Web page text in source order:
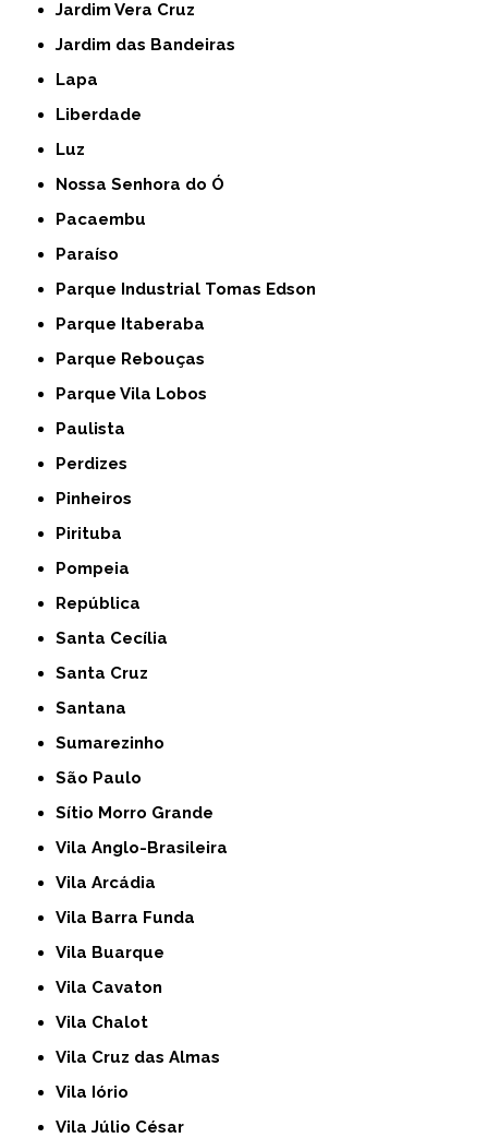
Jardim Vera Cruz
Jardim das Bandeiras
Lapa
Liberdade
Luz
Nossa Senhora do Ó
Pacaembu
Paraíso
Parque Industrial Tomas Edson
Parque Itaberaba
Parque Rebouças
Parque Vila Lobos
Paulista
Perdizes
Pinheiros
Pirituba
Pompeia
República
Santa Cecília
Santa Cruz
Santana
Sumarezinho
São Paulo
Sítio Morro Grande
Vila Anglo-Brasileira
Vila Arcádia
Vila Barra Funda
Vila Buarque
Vila Cavaton
Vila Chalot
Vila Cruz das Almas
Vila Iório
Vila Júlio César